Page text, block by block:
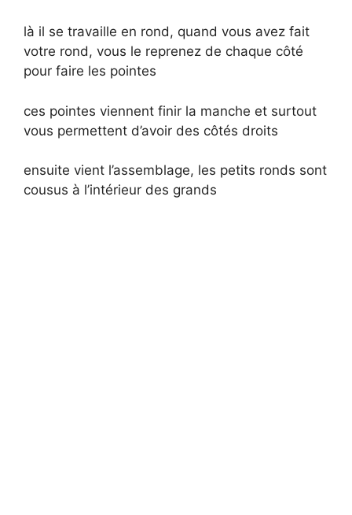
là il se travaille en rond, quand vous avez fait
votre rond, vous le reprenez de chaque côté
pour faire les pointes
ces pointes viennent finir la manche et surtout
vous permettent d’avoir des côtés droits
ensuite vient l’assemblage, les petits ronds sont
cousus à l’intérieur des grands